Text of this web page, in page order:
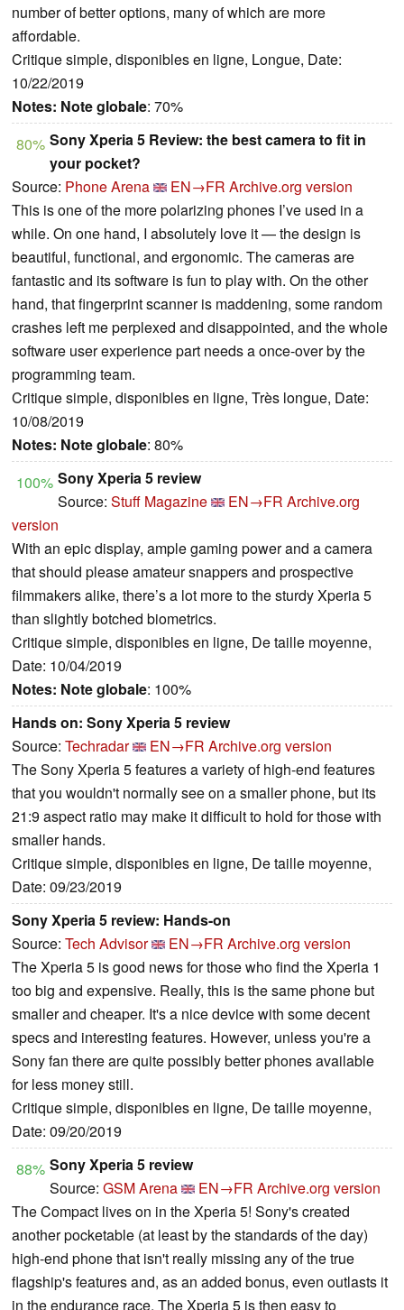
number of better options, many of which are more
affordable.
Critique simple, disponibles en ligne, Longue, Date:
10/22/2019
Notes: Note globale: 70%
80% Sony Xperia 5 Review: the best camera to fit in
your pocket?
Source: Phone Arena EN→FR Archive.org version
This is one of the more polarizing phones I’ve used in a
while. On one hand, I absolutely love it — the design is
beautiful, functional, and ergonomic. The cameras are
fantastic and its software is fun to play with. On the other
hand, that fingerprint scanner is maddening, some random
crashes left me perplexed and disappointed, and the whole
software user experience part needs a once-over by the
programming team.
Critique simple, disponibles en ligne, Très longue, Date:
10/08/2019
Notes: Note globale: 80%
100% Sony Xperia 5 review
Source: Stuff Magazine EN→FR Archive.org
version
With an epic display, ample gaming power and a camera
that should please amateur snappers and prospective
filmmakers alike, there’s a lot more to the sturdy Xperia 5
than slightly botched biometrics.
Critique simple, disponibles en ligne, De taille moyenne,
Date: 10/04/2019
Notes: Note globale: 100%
Hands on: Sony Xperia 5 review
Source: Techradar EN→FR Archive.org version
The Sony Xperia 5 features a variety of high-end features
that you wouldn't normally see on a smaller phone, but its
21:9 aspect ratio may make it difficult to hold for those with
smaller hands.
Critique simple, disponibles en ligne, De taille moyenne,
Date: 09/23/2019
Sony Xperia 5 review: Hands-on
Source: Tech Advisor EN→FR Archive.org version
The Xperia 5 is good news for those who find the Xperia 1
too big and expensive. Really, this is the same phone but
smaller and cheaper. It's a nice device with some decent
specs and interesting features. However, unless you're a
Sony fan there are quite possibly better phones available
for less money still.
Critique simple, disponibles en ligne, De taille moyenne,
Date: 09/20/2019
88% Sony Xperia 5 review
Source: GSM Arena EN→FR Archive.org version
The Compact lives on in the Xperia 5! Sony's created
another pocketable (at least by the standards of the day)
high-end phone that isn't really missing any of the true
flagship's features and, as an added bonus, even outlasts it
in the endurance race. The Xperia 5 is then easy to